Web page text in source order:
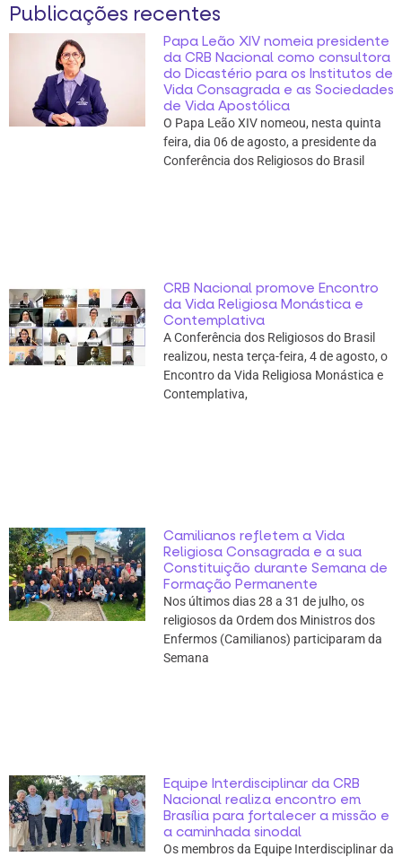
Publicações recentes
Papa Leão XIV nomeia presidente
da CRB Nacional como consultora
do Dicastério para os Institutos de
Vida Consagrada e as Sociedades
de Vida Apostólica
O Papa Leão XIV nomeou, nesta quinta
feira, dia 06 de agosto, a presidente da
Conferência dos Religiosos do Brasil
CRB Nacional promove Encontro
da Vida Religiosa Monástica e
Contemplativa
A Conferência dos Religiosos do Brasil
realizou, nesta terça-feira, 4 de agosto, o
Encontro da Vida Religiosa Monástica e
Contemplativa,
Camilianos refletem a Vida
Religiosa Consagrada e a sua
Constituição durante Semana de
Formação Permanente
Nos últimos dias 28 a 31 de julho, os
religiosos da Ordem dos Ministros dos
Enfermos (Camilianos) participaram da
Semana
Equipe Interdisciplinar da CRB
Nacional realiza encontro em
Brasília para fortalecer a missão e
a caminhada sinodal
Os membros da Equipe Interdisciplinar da